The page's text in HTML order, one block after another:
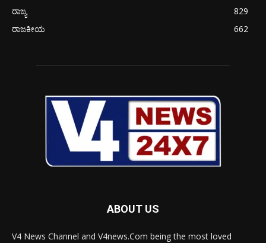
ರಾಜ್ಯ
829
ರಾಜಕೀಯ
662
ABOUT US
V4 News Channel and V4news.Com being the most loved